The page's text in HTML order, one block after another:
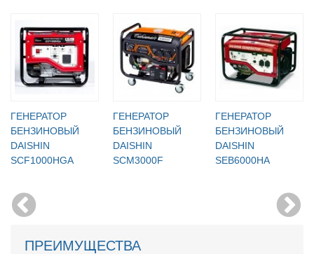
ГЕНЕРАТОР
БЕНЗИНОВЫЙ
DAISHIN
SCF1000HGA
ГЕНЕРАТОР
БЕНЗИНОВЫЙ
DAISHIN
SCM3000F
ГЕНЕРАТОР
БЕНЗИНОВЫЙ
DAISHIN
SEB6000HA
ПРЕИМУЩЕСТВА